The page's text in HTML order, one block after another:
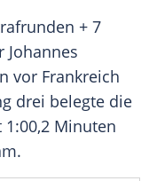
+ 7
Johannes
vor Frankreich
drei belegte die
1:00,2 Minuten